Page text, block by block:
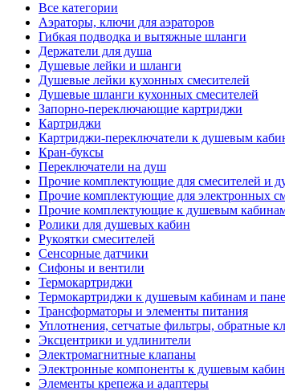
Все категории
Аэраторы, ключи для аэраторов
Гибкая подводка и вытяжные шланги
Держатели для душа
Душевые лейки и шланги
Душевые лейки кухонных смесителей
Душевые шланги кухонных смесителей
Запорно-переключающие картриджи
Картриджи
Картриджи-переключатели к душевым
Кран-буксы
Переключатели на душ
Прочие комплектующие для смесителей и
Прочие комплектующие для электронных
Прочие комплектующие к душевым
Ролики для душевых кабин
Рукоятки смесителей
Сенсорные датчики
Сифоны и вентили
Термокартриджи
Термокартриджи к душевым кабинам и
Трансформаторы и элементы питания
Уплотнения, сетчатые фильтры, обратные
Эксцентрики и удлинители
Электромагнитные клапаны
Электронные компоненты к душевым
Элементы крепежа и адаптеры